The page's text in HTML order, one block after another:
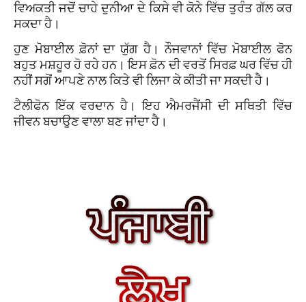
ਵਿਅਕਤੀ ਜਦੋਂ ਚਾਹੇ ਦੁਨੀਆ ਦੇ ਕਿਸੇ ਵੀ ਕੋਨੇ ਵਿੱਚ ਤੁਰੰਤ ਗੱਲ ਕਰ
ਸਕਦਾ ਹੈ।
ਹੁਣ ਮੋਬਾਈਲ ਫ਼ੋਨਾਂ ਦਾ ਯੁੱਗ ਹੈ। ਨੌਜਵਾਨਾਂ ਵਿੱਚ ਮੋਬਾਈਲ ਫੋਨ
ਬਹੁਤ ਮਸ਼ਹੂਰ ਹੋ ਰਹੇ ਹਨ। ਇਸ ਫ਼ੋਨ ਦੀ ਵਰਤੋਂ ਸਿਰਫ਼ ਘਰ ਵਿੱਚ ਹੀ
ਨਹੀਂ ਸਗੋਂ ਆਪਣੇ ਨਾਲ ਕਿਤੇ ਵੀ ਲਿਜਾ ਕੇ ਕੀਤੀ ਜਾ ਸਕਦੀ ਹੈ।
ਟੈਲੀਫੋਨ ਇੱਕ ਵਰਦਾਨ ਹੈ। ਇਹ ਐਮਰਜੈਂਸੀ ਦੀ ਸਥਿਤੀ ਵਿੱਚ
ਜੀਵਨ ਬਚਾਉਣ ਵਾਲਾ ਬਣ ਜਾਂਦਾ ਹੈ।